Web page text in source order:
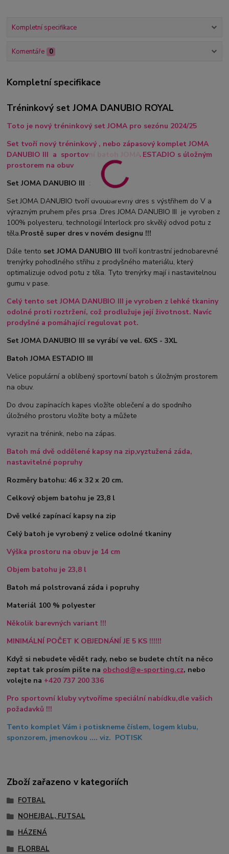
Kompletní specifikace
Komentáře 0
Kompletní specifikace
Tréninkový set JOMA DANUBIO ROYAL
Toto je nový tréninkový set JOMA pro sezónu 2024/25
Set tvoří nový tréninkový , nebo zápasový komplet JOMA
DANUBIO III a sportovní batoh JOMA ESTADIO s úložným
prostorem na obuv
Set JOMA DANUBIO III :
Set JOMA DANUBIO tvoří dvoubarevný dres s výstřihem do V a
výrazným pruhem přes prsa .Dres JOMA DANUBIO III je vyroben z
100% polyesteru, technologií Interlock pro skvělý odvod potu z
těla.Prostě super dres v novém designu !!!
Dále tento set JOMA DANUBIO III tvoří kontrastní jednobarevné
trenýrky pohodlného střihu z prodyšného materiálu, který
optimalizuje odvod potu z těla. Tyto trenýrky mají i nastavitelnou
gumu v pase.
Celý tento set JOMA DANUBIO III je vyroben z lehké tkaniny
odolné proti roztržení, což prodlužuje její životnost. Navíc
prodyšné a pomáhající regulovat pot.
Set JOMA DANUBIO III se vyrábí ve vel. 6XS - 3XL
Batoh JOMA ESTADIO III
Velice populární a oblíbený sportovní batoh s úložným prostorem
na obuv.
Do dvou zapínacích kapes vložíte oblečení a do spodního
úložného prostoru vložíte boty a můžete
vyrazit na trénink, nebo na zápas.
Batoh má dvě oddělené kapsy na zip,vyztužená záda,
nastavitelné popruhy
Rozměry batohu: 46 x 32 x 20 cm.
Celkový objem batohu je 23,8 l
Dvě velké zapínací kapsy na zip
Celý batoh je vyrobený z velice odolné tkaniny
Výška prostoru na obuv je 14 cm
Objem batohu je 23,8 l
Batoh má polstrovaná záda i popruhy
Materiál 100 % polyester
Několik barevných variant !!!
MINIMÁLNÍ POČET K OBJEDNÁNÍ JE 5 KS !!!!!!
Když si nebudete vědět rady, nebo se budete chtít na něco
zeptat tak prosím pište na obchod@e-sporting.cz, nebo
volejte na +420 737 200 336
Pro sportovní kluby vytvoříme speciální nabídku,dle vašich
požadavků !!!
Tento komplet Vám i potiskneme číslem, logem klubu,
sponzorem, jmenovkou .... viz. POTISK
Zboží zařazeno v kategoriích
FOTBAL
NOHEJBAL, FUTSAL
HÁZENÁ
FLORBAL